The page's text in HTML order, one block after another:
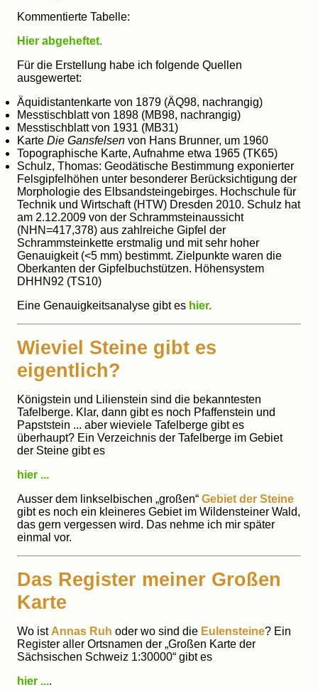
Kommentierte Tabelle:
Hier abgeheftet.
Für die Erstellung habe ich folgende Quellen
ausgewertet:
Äquidistantenkarte von 1879 (ÄQ98, nachrangig)
Messtischblatt von 1898 (MB98, nachrangig)
Messtischblatt von 1931 (MB31)
Karte Die Gansfelsen von Hans Brunner, um 1960
Topographische Karte, Aufnahme etwa 1965 (TK65)
Schulz, Thomas: Geodätische Bestimmung exponierter
Felsgipfelhöhen unter besonderer Berücksichtigung der
Morphologie des Elbsandsteingebirges. Hochschule für
Technik und Wirtschaft (HTW) Dresden 2010. Schulz hat
am 2.12.2009 von der Schrammsteinaussicht
(NHN=417,378) aus zahlreiche Gipfel der
Schrammsteinkette erstmalig und mit sehr hoher
Genauigkeit (<5 mm) bestimmt. Zielpunkte waren die
Oberkanten der Gipfelbuchstützen. Höhensystem
DHHN92 (TS10)
Eine Genauigkeitsanalyse gibt es hier.
Wieviel Steine gibt es
eigentlich?
Königstein und Lilienstein sind die bekanntesten
Tafelberge. Klar, dann gibt es noch Pfaffenstein und
Papststein ... aber wieviele Tafelberge gibt es
überhaupt? Ein Verzeichnis der Tafelberge im Gebiet
der Steine gibt es
hier ...
Ausser dem linkselbischen „großen“ Gebiet der Steine
gibt es noch ein kleineres Gebiet im Wildensteiner Wald,
das gern vergessen wird. Das nehme ich mir später
einmal vor.
Das Register meiner Großen
Karte
Wo ist Annas Ruh oder wo sind die Eulensteine? Ein
Register aller Ortsnamen der „Großen Karte der
Sächsischen Schweiz 1:30000“ gibt es
hier ....